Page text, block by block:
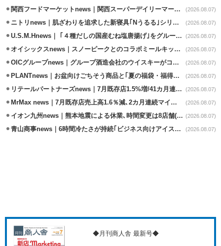
関西フードマーケットnews｜関西スーパーデイリーマート蒲生店8/7改装 (2026.08.07)
ニトリnews｜肌ざわりを追求した新寝具｢Nうるる｣シリーズを発売 (2026.08.07)
U.S.M.Hnews｜ ｢４種だしの国産むね塩唐揚げ｣をグループ610店で共同販促 (2026.08.07)
オイシックスnews｜スノーピークとのコラボミールキット8/13発売 (2026.08.07)
OICグループnews｜グループ酒造会社のウイスキーがコンペティション受賞 (2026.08.07)
PLANTnews｜お盆向けごちそう商品と｢夏の福袋・福得カート｣8/8から開催 (2026.08.07)
リテールパートナーズnews｜7月既存店1.5%増/41カ月連続増 (2026.08.07)
MrMax news｜7月既存店売上高1.6％減､2カ月連続マイナス (2026.08.07)
イオン九州news｜熊本地震による休業､時間変更は8店舗(8/7時点) (2026.08.07)
青山商事news｜6時間冷たさが持続｢ビジネス向けアイスベスト｣発売 (2026.08.07)
◆月刊商人舎 最新号◆